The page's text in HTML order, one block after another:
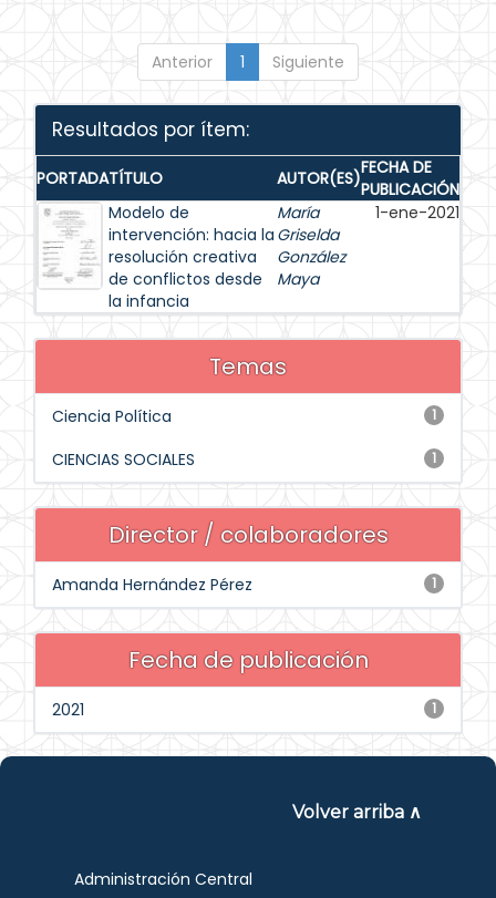
Anterior 1 Siguiente
Resultados por ítem:
PORTADATÍTULO AUTOR(ES)FECHA DE
PUBLICACIÓN
Modelo de
intervención: hacia la
resolución creativa
de conflictos desde
la infancia
María
Griselda
González
Maya
1-ene-2021
Temas
1
Ciencia Política
1
CIENCIAS SOCIALES
Director / colaboradores
1
Amanda Hernández Pérez
Fecha de publicación
1
2021
Volver arriba ∧
Administración Central